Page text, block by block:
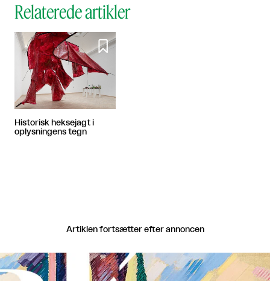
Relaterede artikler

Historisk heksejagt i
oplysningens tegn
Artiklen fortsætter efter annoncen